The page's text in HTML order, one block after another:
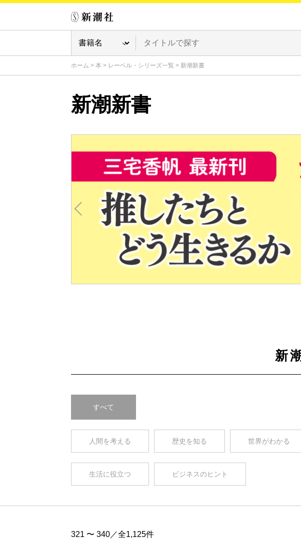
ホーム > 本 > レーベル・シリーズ一覧 > 新潮新書
新潮新書
新
すべて
人間を考える 歴史を知る 世界がわかる
生活に役立つ ビジネスのヒント
321 〜 340／全1,125件